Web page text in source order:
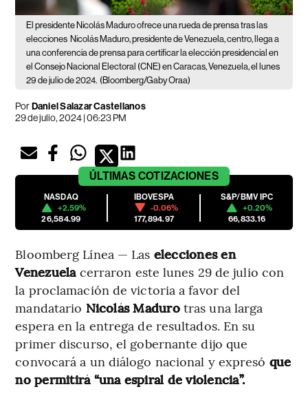
El presidente Nicolás Maduro ofrece una rueda de prensa tras las
elecciones Nicolás Maduro, presidente de Venezuela, centro, llega a
una conferencia de prensa para certificar la elección presidencial en
el Consejo Nacional Electoral (CNE) en Caracas, Venezuela, el lunes
29 de julio de 2024. (Bloomberg/Gaby Oraa)
PorDaniel Salazar Castellanos
29 de julio, 2024 | 06:23 PM
ÚLTIMAS COTIZACIONES
NASDAQ
+2.59%
26,584.99
IBOVESPA
-0.06%
177,894.97
S&P/BMV IPC
+0.20%
66,833.16
Bloomberg Línea — Las elecciones en
Venezuelacerraron este lunes 29 de julio con
la proclamación de victoria a favor del
mandatario Nicolás Madurotras una larga
espera en la entrega de resultados. En su
primer discurso, el gobernante dijo que
convocará a un diálogo nacional y expresó que
no permitirá “una espiral de violencia”.